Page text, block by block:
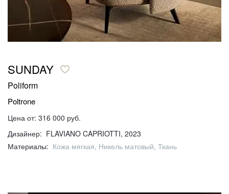
SUNDAY
Poliform
Poltrone
Цена от: 316 000 руб.
Дизайнер: FLAVIANO CAPRIOTTI, 2023
Материалы: Кожа мягкая, Никель матовый, Ткань